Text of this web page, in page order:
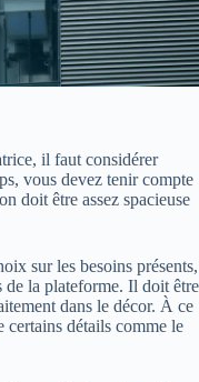
il faut considérer
vous devez tenir compte
doit être assez spacieuse
sur les besoins présents,
de la plateforme. Il doit être
dans le décor. À ce
certains détails comme le